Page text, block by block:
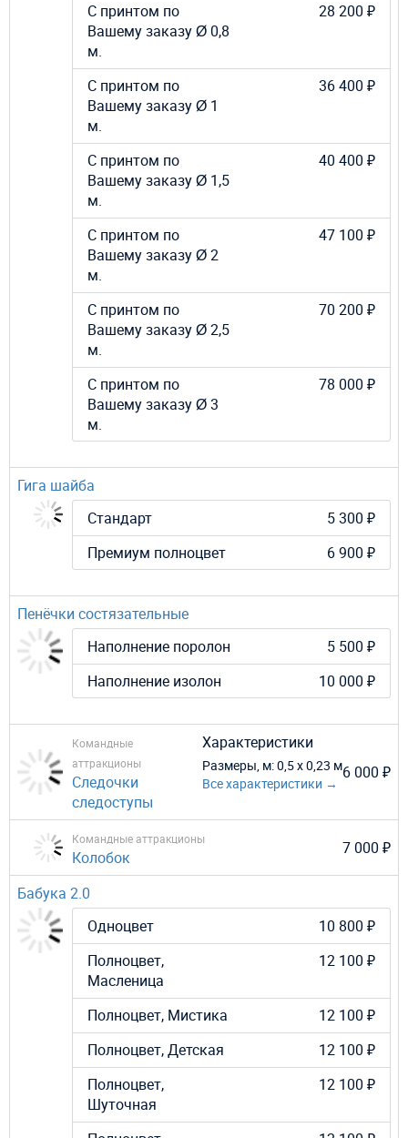
С принтом по
Вашему заказу Ø 0,8
м.
28 200 ₽
С принтом по
Вашему заказу Ø 1
м.
36 400 ₽
С принтом по
Вашему заказу Ø 1,5
м.
40 400 ₽
С принтом по
Вашему заказу Ø 2
м.
47 100 ₽
С принтом по
Вашему заказу Ø 2,5
м.
70 200 ₽
С принтом по
Вашему заказу Ø 3
м.
78 000 ₽
Гига шайба
Стандарт
5 300 ₽
Премиум полноцвет
6 900 ₽
Пенёчки состязательные
Наполнение поролон
5 500 ₽
Наполнение изолон
10 000 ₽
Командные
аттракционы
Следочки
следоступы
Характеристики
Размеры, м:0,5 х 0,23 м
Все характеристики →
6 000 ₽
Командные аттракционы
Колобок 7 000 ₽
Бабука 2.0
Одноцвет
10 800 ₽
Полноцвет,
Масленица
12 100 ₽
Полноцвет, Мистика
12 100 ₽
Полноцвет, Детская
12 100 ₽
Полноцвет,
Шуточная
12 100 ₽